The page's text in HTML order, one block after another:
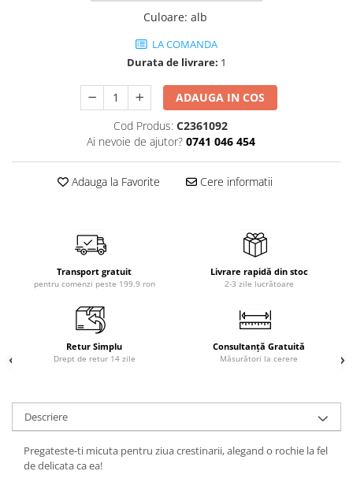
Culoare: alb
LA COMANDA
Durata de livrare: 1
ADAUGA IN COS
Cod Produs: C2361092
Ai nevoie de ajutor? 0741 046 454
Adauga la Favorite Cere informatii
Transport gratuit
pentru comenzi peste 199.9 ron
Livrare rapidă din stoc
2-3 zile lucrătoare
Retur Simplu
Drept de retur 14 zile
Consultanță Gratuită
Măsurători la cerere
Descriere
Pregateste-ti micuta pentru ziua crestinarii, alegand o rochie la fel
de delicata ca ea!